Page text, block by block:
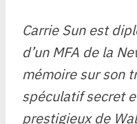
Carrie Sun est
d’un MFA de la
mémoire sur son
spéculatif secret
prestigieux de